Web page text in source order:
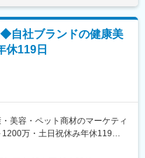
ング力とデータベースを活かし
発に活用するとともに、国内外
適なライフスタイルを提案し、
います。
ング・販促企画チームからの依
づき各種システムマスタの登録
システムマスタ設定など難易
ト全体の進行管理
システム開発の概要設計～デ
活躍いただくことも可能で
月給(月額)は固定手当を含めた
◆自社ブランドの健康美
休119日
美容・ペット商材のマーケティ
万・土日祝休み年休119日